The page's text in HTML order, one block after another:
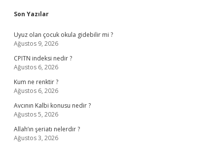
Sidebar
Son Yazılar
Uyuz olan çocuk okula gidebilir mi ?
Ağustos 9, 2026
CPITN indeksi nedir ?
Ağustos 6, 2026
Kum ne renktir ?
Ağustos 6, 2026
Avcının Kalbi konusu nedir ?
Ağustos 5, 2026
Allah’ın şeriatı nelerdir ?
Ağustos 3, 2026